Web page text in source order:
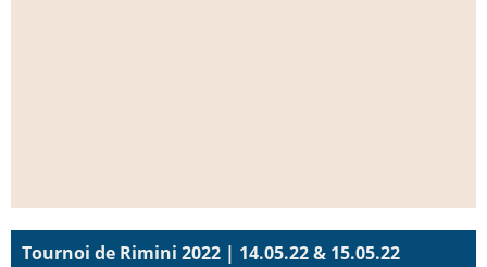
Tournoi de Rimini 2022 | 14.05.22 & 15.05.22